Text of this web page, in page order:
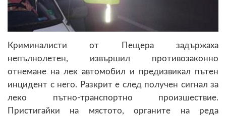
Криминалисти от Пещера задържаха
непълнолетен, извършил противозаконно
отнемане на лек автомобил и предизвикал пътен
инцидент с него. Разкрит е след получен сигнал за
леко пътно-транспортно произшествие.
Пристигайки на мястото, органите на реда